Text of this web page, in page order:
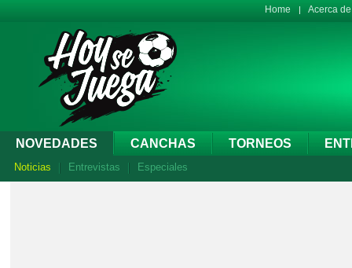
Home Acerca
NOVEDADES CANCHAS TORNEOS
Noticias Entrevistas Especiales